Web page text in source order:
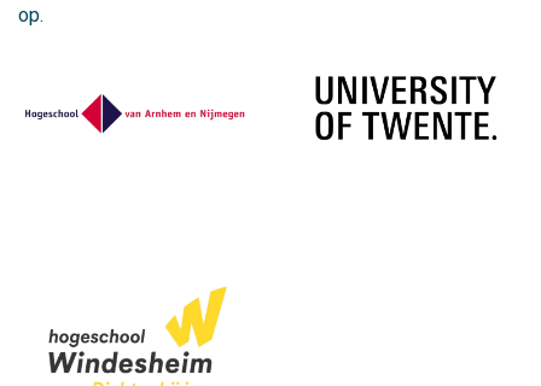
op.